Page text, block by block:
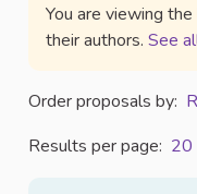
You are viewing
their authors. See
Order proposals by:
Results per page: 20